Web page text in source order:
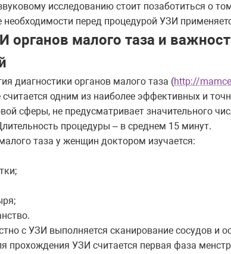
исследованию стоит позаботиться о
необходимости перед процедурой УЗИ
органов малого таза и
диагностики органов малого таза (http://
одним из наиболее эффективных и
сферы, не предусматривает значительного
процедуры – в среднем 15 минут.
таза у женщин доктором изучается:
с УЗИ выполняется сканирование сосудов и
УЗИ считается первая фаза